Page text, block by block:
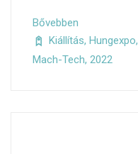
Bővebben
Kiállítás, Hungexpo,
Mach-Tech, 2022